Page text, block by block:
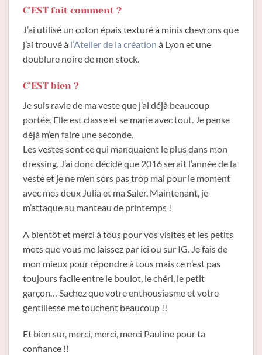
C’EST fait comment ?
J’ai utilisé un coton épais texturé à minis chevrons que
j’ai trouvé à l’Atelier de la création à Lyon et une
doublure noire de mon stock.
C’EST bien ?
Je suis ravie de ma veste que j’ai déjà beaucoup
portée. Elle est classe et se marie avec tout. Je pense
déjà m’en faire une seconde.
Les vestes sont ce qui manquaient le plus dans mon
dressing. J’ai donc décidé que 2016 serait l’année de la
veste et je ne m’en sors pas trop mal pour le moment
avec mes deux Julia et ma Saler. Maintenant, je
m’attaque au manteau de printemps !
A bientôt et merci à tous pour vos visites et les petits
mots que vous me laissez par ici ou sur IG. Je fais de
mon mieux pour répondre à tous mais ce n’est pas
toujours facile entre le boulot, le chéri, le petit
garçon… Sachez que votre enthousiasme et votre
gentillesse me touchent beaucoup !!
Et bien sur, merci, merci, merci Pauline pour ta
confiance !!